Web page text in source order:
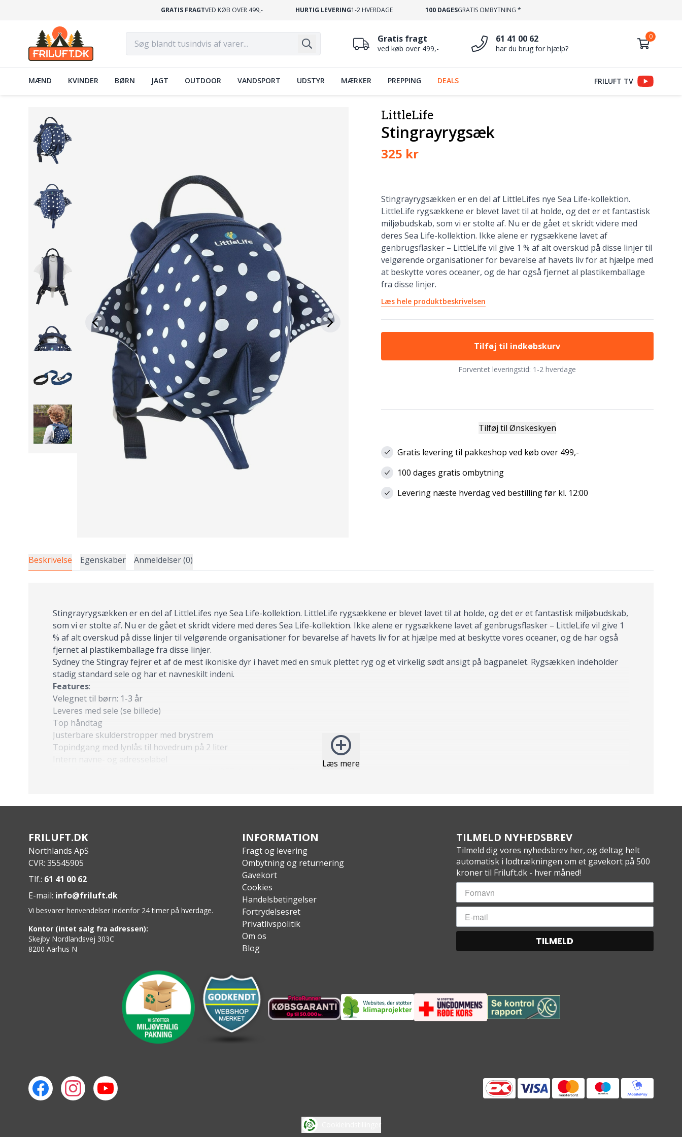
GRATIS FRAGTVED KØB OVER 499,- HURTIG LEVERING1-2 HVERDAGE 100 DAGESGRATIS OMBYTNING *
Gratis fragt
ved køb over 499,-
61 41 00 62
har du brug for hjælp?
MÆND KVINDER BØRN JAGT OUTDOOR VANDSPORT UDSTYR MÆRKER PREPPING DEALS FRILUFT TV
LittleLife
Stingrayrygsæk
325 kr
Stingrayrygsækken er en del af LittleLifes nye Sea Life-kollektion.
LittleLife rygsækkene er blevet lavet til at holde, og det er et fantastisk
miljøbudskab, som vi er stolte af. Nu er de gået et skridt videre med
deres Sea Life-kollektion. Ikke alene er rygsækkene lavet af
genbrugsflasker – LittleLife vil give 1 % af alt overskud på disse linjer til
velgørende organisationer for bevarelse af havets liv for at hjælpe med
at beskytte vores oceaner, og de har også fjernet al plastikemballage
fra disse linjer.
Læs hele produktbeskrivelsen
Tilføj til indkøbskurv
Forventet leveringstid: 1-2 hverdage
Tilføj til Ønskeskyen
Gratis levering til pakkeshop ved køb over 499,-
100 dages gratis ombytning
Levering næste hverdag ved bestilling før kl. 12:00
Beskrivelse Egenskaber Anmeldelser (0)
Læs mere
Stingrayrygsækken er en del af LittleLifes nye Sea Life-kollektion. LittleLife rygsækkene er blevet lavet til at holde, og det er et fantastisk miljøbudskab,
som vi er stolte af. Nu er de gået et skridt videre med deres Sea Life-kollektion. Ikke alene er rygsækkene lavet af genbrugsflasker – LittleLife vil give 1
% af alt overskud på disse linjer til velgørende organisationer for bevarelse af havets liv for at hjælpe med at beskytte vores oceaner, og de har også
fjernet al plastikemballage fra disse linjer.
Sydney the Stingray fejrer et af de mest ikoniske dyr i havet med en smuk plettet ryg og et virkelig sødt ansigt på bagpanelet. Rygsækken indeholder
stadig standard sele og har et navneskilt indeni.
Features:
Velegnet til børn: 1-3 år
Leveres med sele (se billede)
Top håndtag
Justerbare skulderstropper med brystrem
Topindgang med lynlås til hovedrum på 2 liter
Intern navne- og adresselabel
Kapacitet: 2 liter
FRILUFT.DK
Northlands ApS
CVR: 35545905
Tlf.: 61 41 00 62
E-mail: info@friluft.dk
Vi besvarer henvendelser indenfor 24 timer på hverdage.
Kontor (intet salg fra adressen):
Skejby Nordlandsvej 303C
8200 Aarhus N
INFORMATION
Fragt og levering
Ombytning og returnering
Gavekort
Cookies
Handelsbetingelser
Fortrydelsesret
Privatlivspolitik
Om os
Blog
TILMELD NYHEDSBREV
Tilmeld dig vores nyhedsbrev her, og deltag helt
automatisk i lodtrækningen om et gavekort på 500
kroner til Friluft.dk - hver måned!
TILMELD